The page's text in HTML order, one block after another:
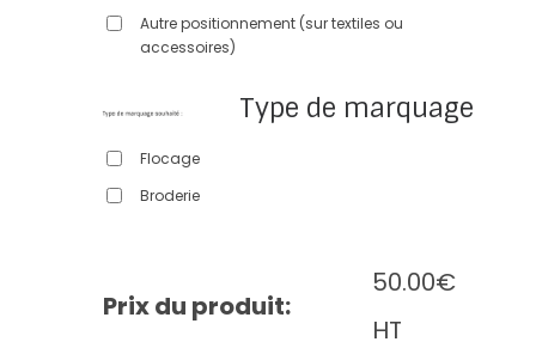
Autre positionnement (sur textiles ou
accessoires)
Type de marquage
Flocage
Broderie
Prix du produit:
50.00€
HT